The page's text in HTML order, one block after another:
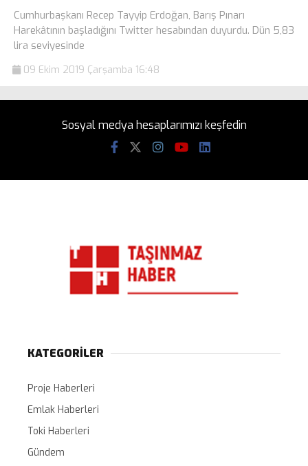
Cumhurbaşkanı Recep Tayyip Erdoğan, Barış Pınarı
Harekâtının başladığını Twitter hesabından duyurdu. Dün 5,83
lira seviyesinde
09 Ekim 2019 Çarşamba 16:48
Sosyal medya hesaplarımızı keşfedin
KATEGORİLER
Proje Haberleri
Emlak Haberleri
Toki Haberleri
Gündem